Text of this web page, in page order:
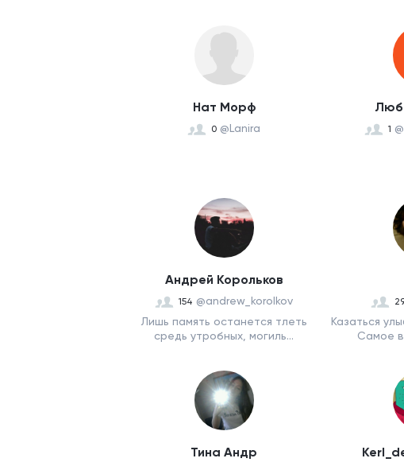
Нат Морф
0 @Lanira 1
Андрей Корольков
154 @andrew_korolkov
Лишь память останется тлеть
средь утробных, могиль...
Казаться
Самое
Тина Андр